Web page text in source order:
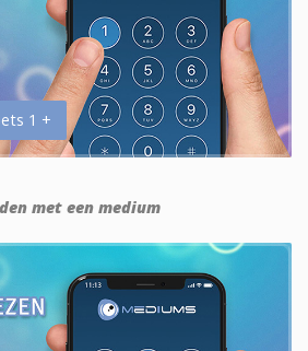
1 +
met een medium